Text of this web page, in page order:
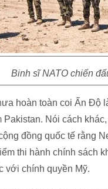
Binh sĩ NATO chiến
hoàn toàn coi Ấn
Pakistan. Nói cách
đồng quốc tế rằng
thi hành chính sách
với chính quyền Mỹ.